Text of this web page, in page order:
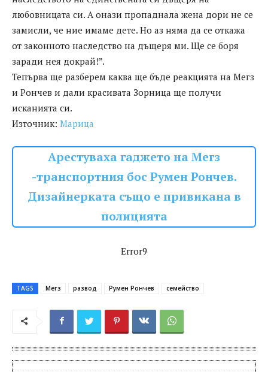
любовницата си. А онази пропаднала жена дори не се
замисли, че ние имаме дете. Но аз няма да се откажа
от законното наследство на дъщеря ми. Ще се боря
заради нея докрай!”.
Тепърва ще разберем каква ще бъде реакцията на Мегз
и Рончев и дали красивата Зорница ще получи
исканията си.
Източник: Марица
Арестуваха гаджето на Мегз
-транспортния бос Румен Рончев.
Дизайнерката също е привикана в
полицията
Error9
TAGS Мегз развод Румен Рончев семейство